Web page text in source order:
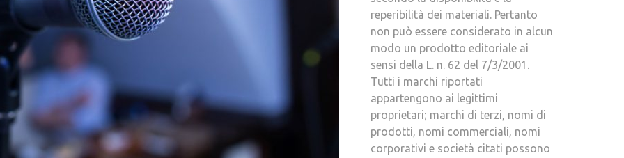
reperibilità dei materiali. Pertanto
non può essere considerato in alcun
modo un prodotto editoriale ai
sensi della L. n. 62 del 7/3/2001.
Tutti i marchi riportati
appartengono ai legittimi
proprietari; marchi di terzi, nomi di
prodotti, nomi commerciali, nomi
corporativi e società citati possono